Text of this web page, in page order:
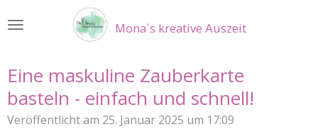
Hauptinhalt
Mona`s kreative Auszeit
Eine maskuline Zauberkarte
basteln - einfach und schnell!
Veröffentlicht am 25. Januar 2025 um 17:09